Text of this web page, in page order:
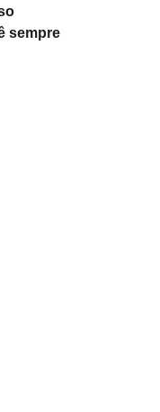
sempre